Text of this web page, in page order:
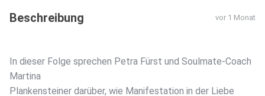
Beschreibung vor 1 Monat
In dieser Folge sprechen Petra Fürst und Soulmate-Coach
Martina
Plankensteiner darüber, wie Manifestation in der Liebe